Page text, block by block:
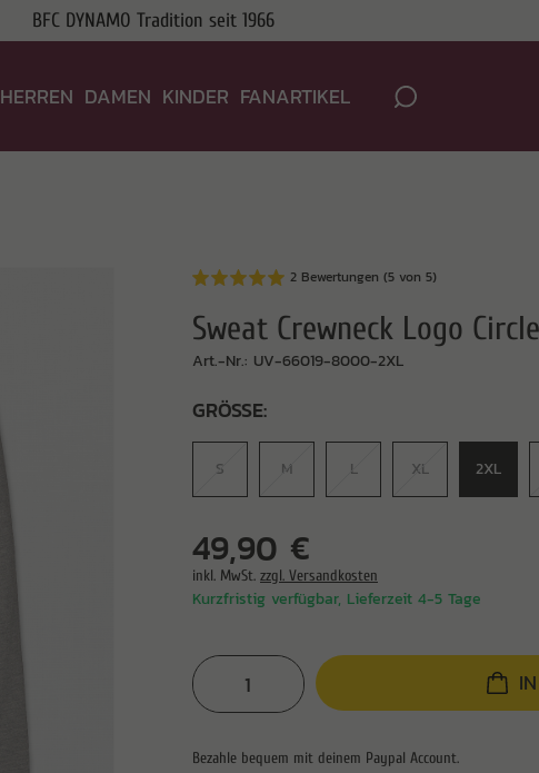
BFC DYNAMO Tradition seit 1966
HERREN DAMEN KINDER FANARTIKEL
2 Bewertungen (5 von 5)
Sweat Crewneck Logo
Art.-Nr.: UV-66019-8000-2XL
GRÖSSE:
S M L XL 2XL
49,90 €
inkl. MwSt. zzgl. Versandkosten
Kurzfristig verfügbar, Lieferzeit 4-5 Tage